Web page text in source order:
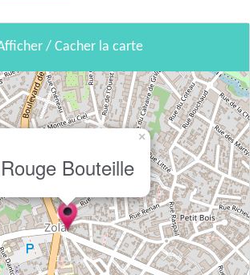
/ Cacher la carte
Rouge Bouteille
×